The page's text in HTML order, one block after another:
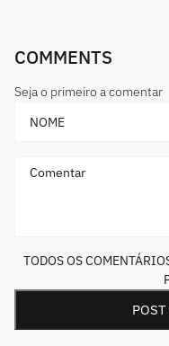
COMMENTS
Seja o primeiro a comentar
Comentar
TODOS OS